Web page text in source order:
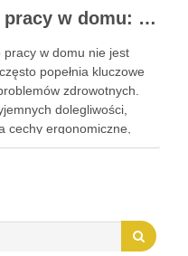
Ergonomia krzesła do pracy w domu: jak wybrać i ustawić mebel dla zdrowia i komfortu siedzenia
pracy w domu nie jest
popełnia kluczowe
zdrowotnych.
dolegliwości,
cechy ergonomiczne,
czy